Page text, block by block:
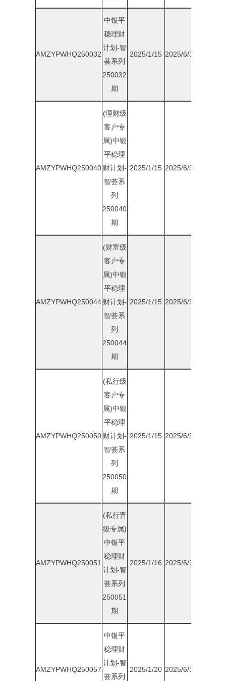
AMZYPWHQ250032
中银平
稳理财
计划-智
荟系列
250032
期
2025/1/15 2025/6/30
AMZYPWHQ250040
(理财级
客户专
属)中银
平稳理
财计划-
智荟系
列
250040
期
2025/1/15 2025/6/30
AMZYPWHQ250044
(财富级
客户专
属)中银
平稳理
财计划-
智荟系
列
250044
期
2025/1/15 2025/6/30
AMZYPWHQ250050
(私行级
客户专
属)中银
平稳理
财计划-
智荟系
列
250050
期
2025/1/15 2025/6/30
AMZYPWHQ250051
(私行晋
级专属)
中银平
稳理财
计划-智
荟系列
250051
期
2025/1/16 2025/6/30
AMZYPWHQ250057
中银平
稳理财
计划-智
荟系列
2025/1/20 2025/6/30